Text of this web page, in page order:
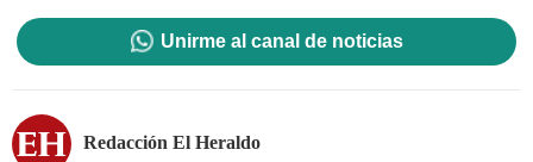
Unirme al canal de noticias
Redacción El Heraldo